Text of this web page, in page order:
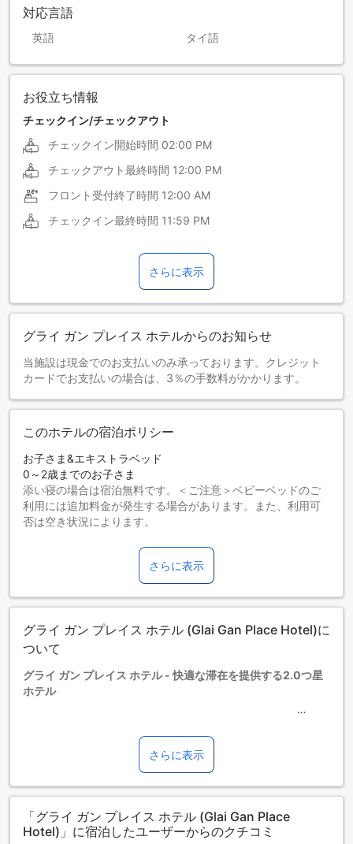
対応言語
英語 タイ語
お役立ち情報
チェックイン/チェックアウト
チェックイン開始時間 02:00 PM
チェックアウト最終時間 12:00 PM
フロント受付終了時間 12:00 AM
チェックイン最終時間 11:59 PM
さらに表示
グライ ガン プレイス ホテルからのお知らせ
当施設は現金でのお支払いのみ承っております。クレジット
カードでお支払いの場合は、3％の手数料がかかります。
このホテルの宿泊ポリシー
お子さま&エキストラベッド
0～2歳までのお子さま
添い寝の場合は宿泊無料です。＜ご注意＞ベビーベッドのご
利用には追加料金が発生する場合があります。また、利用可
否は空き状況によります。
添い寝の場合は宿泊無料です。
11歳以上の宿泊者は大人とみなされます。
エキストラベッドの追加可否は、ルームタイプにより異なり
ます。各ルームタイプ欄の記載をお確かめください。ルーム
ていない場合は、エキストラベッドの追加はできません。
【ご注意】6部屋以上をご予約の場合は、異なるご予約条件や
さらに表示
グライ ガン プレイス ホテル (Glai Gan Place Hotel)に
ついて
グライ ガン プレイス ホテル - 快適な滞在を提供する2.0つ星
ホテル
グライ ガン プレイス ホテルは、サラブリの静かな場所に位置
し、快適な滞在を提供します。2017年に建設されたこのホテ
ルは、107室の客室を提供しており、お客様のニーズに合わせ
た様々なタイプの部屋があります。チェックインは午後2時か
ら可能であり、チェックアウトは正午まで行うことができま
す。また、このホテルでは、3歳から10歳までのお子様が無料
で宿泊することができる子供ポリシーがあります。
さらに表示
「グライ ガン プレイス ホテル (Glai Gan Place
Hotel)」に宿泊したユーザーからのクチコミ